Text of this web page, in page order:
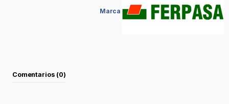
Marca
Comentarios (0)